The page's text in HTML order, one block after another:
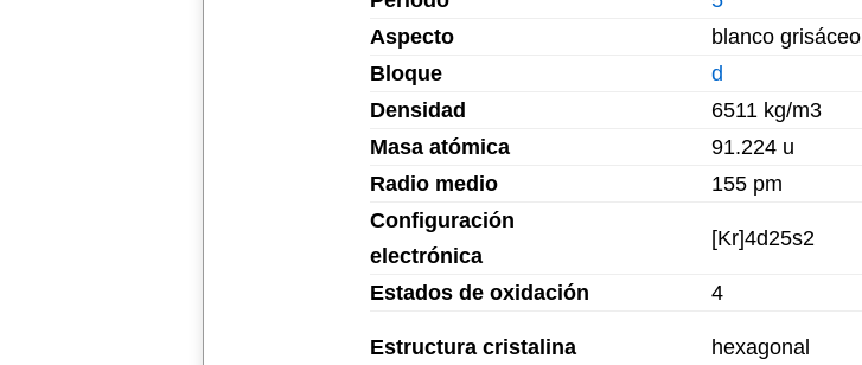
Aspecto
blanco grisáceo
Bloque
d
Densidad
6511 kg/m3
Masa atómica
91.224 u
Radio medio
155 pm
Configuración
electrónica
[Kr]4d25s2
Estados de oxidación 4
Estructura cristalina hexagonal